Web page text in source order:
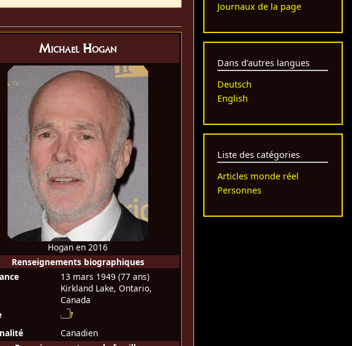
Michael Hogan
Hogan en 2016
Renseignements biographiques
13 mars 1949 (77 ans)
Kirkland Lake, Ontario,
Canada
Canadien
Journaux de la page
Dans d’autres langues
Deutsch
English
Liste des catégories
Articles monde réel
Personnes